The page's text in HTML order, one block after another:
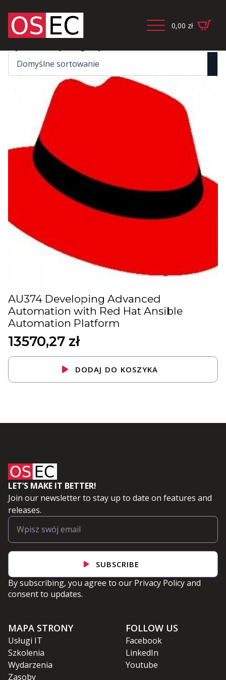
0,00 zł
AU374 Developing Advanced
Automation with Red Hat Ansible
Automation Platform
13570,27 zł
DODAJ DO KOSZYKA
LET’S MAKE IT BETTER!
Join our newsletter to stay up to date on features and
releases.
SUBSCRIBE
By subscribing, you agree to our Privacy Policyand
consent to updates.
MAPA STRONY
Usługi IT
Szkolenia
Wydarzenia
Zasoby
FOLLOW US
Facebook
LinkedIn
Youtube